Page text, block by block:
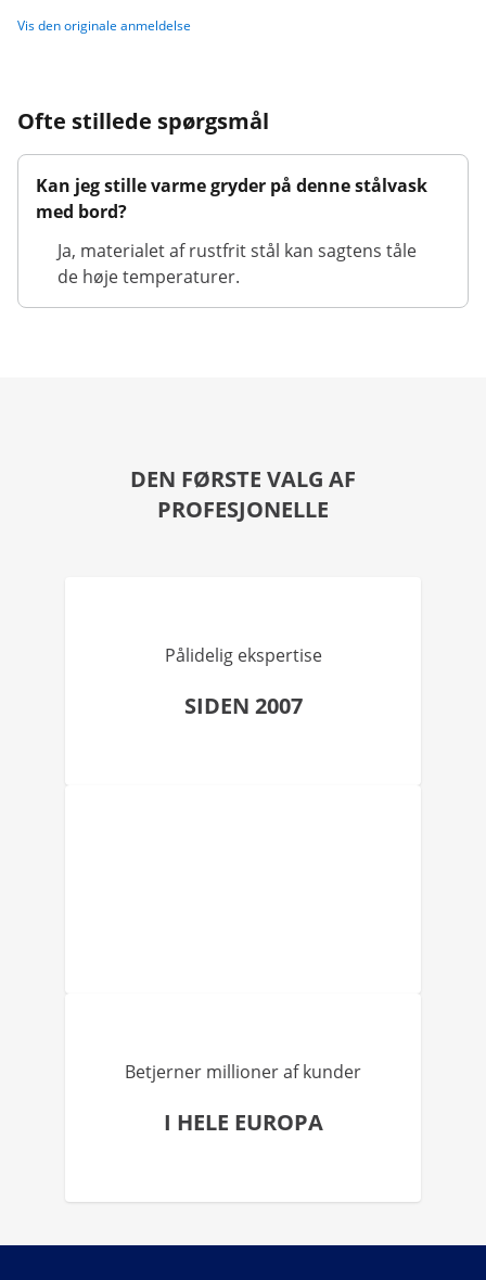
Vis den originale anmeldelse
Ofte stillede spørgsmål
Kan jeg stille varme gryder på denne stålvask
med bord?
Ja, materialet af rustfrit stål kan sagtens tåle
de høje temperaturer.
DEN FØRSTE VALG AF
PROFESJONELLE
Pålidelig ekspertise
SIDEN 2007
Betjerner millioner af kunder
I HELE EUROPA